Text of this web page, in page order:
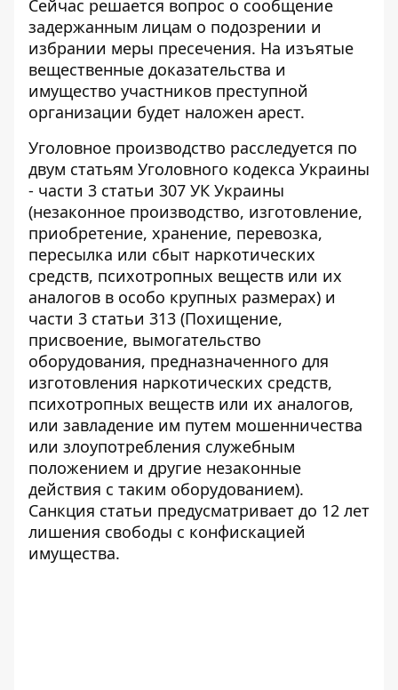
Сейчас решается вопрос о сообщение
задержанным лицам о подозрении и
избрании меры пресечения. На изъятые
вещественные доказательства и
имущество участников преступной
организации будет наложен арест.
Уголовное производство расследуется по
двум статьям Уголовного кодекса Украины
- части 3 статьи 307 УК Украины
(незаконное производство, изготовление,
приобретение, хранение, перевозка,
пересылка или сбыт наркотических
средств, психотропных веществ или их
аналогов в особо крупных размерах) и
части 3 статьи 313 (Похищение,
присвоение, вымогательство
оборудования, предназначенного для
изготовления наркотических средств,
психотропных веществ или их аналогов,
или завладение им путем мошенничества
или злоупотребления служебным
положением и другие незаконные
действия с таким оборудованием).
Санкция статьи предусматривает до 12 лет
лишения свободы с конфискацией
имущества.